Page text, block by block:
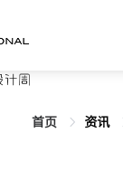
首页 资讯